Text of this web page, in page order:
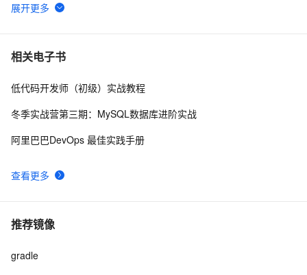
6 （几个gradle）gradle工程的环境搭建----安装gradle
7 开发这么久，gradle 和 gradlew 啥区别、怎么选？
8 improving Gradle build performance
相关电子书
查看更多
低代码开发师（初级）实战教程
冬季实战营第三期：MySQL数据库进阶实战
阿里巴巴DevOps 最佳实践手册
推荐镜像
gradle